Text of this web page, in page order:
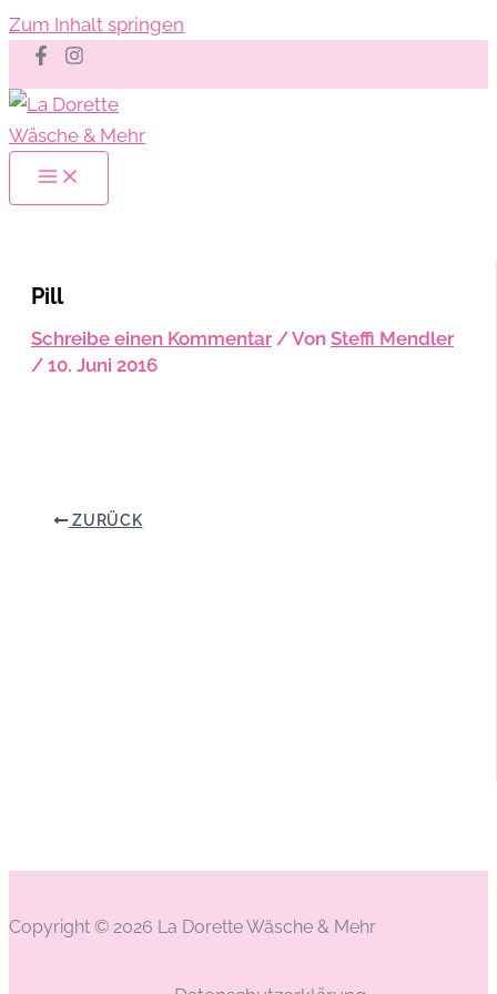
Zum Inhalt springen
Pill
Schreibe einen Kommentar / Von Steffi Mendler
/ 10. Juni 2016
ZURÜCK
Copyright © 2026 La Dorette Wäsche & Mehr